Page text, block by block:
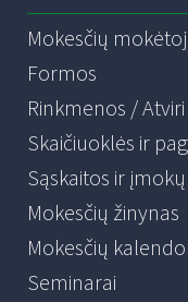
Mokesčių
Formos
Rinkmenos /
Skaičiuoklės ir
Sąskaitos ir
Mokesčių žinynas
Mokesčių
Seminarai